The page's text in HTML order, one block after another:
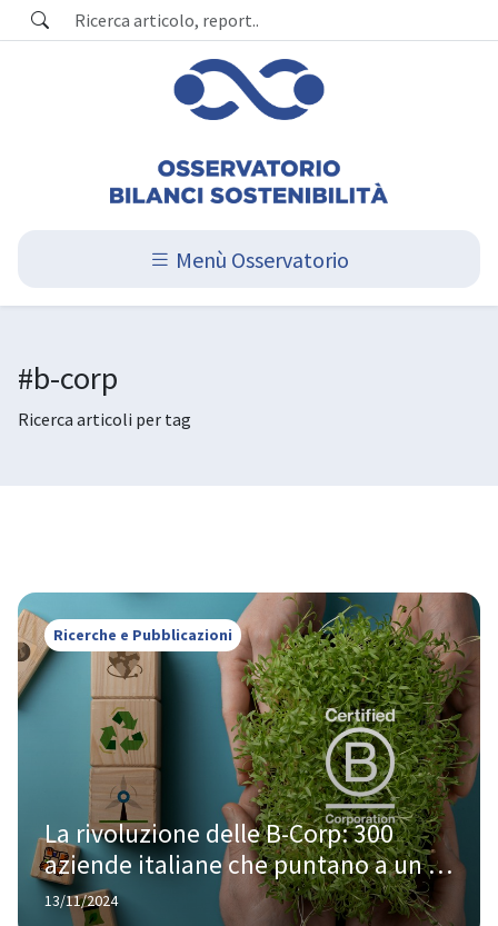
Menù Osservatorio
#b-corp
Ricerca articoli per tag
Ricerche e Pubblicazioni
La rivoluzione delle B-Corp: 300
aziende italiane che puntano a un
futuro sostenibile
13/11/2024